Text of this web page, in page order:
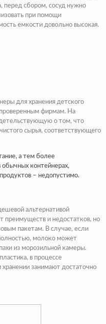
перед сбором, сосуд нужно
при помощи
емкости довольно высокая.
для хранения детского
фирмам. На
о том, что
сырья, соответствующего
а тем более
обычных контейнерах,
– недопустимо.
альтернативой
преимуществ и недостатков, но
пакетам. В случае, если
молоко может
из морозильной камеры.
в процессе
занимают достаточно